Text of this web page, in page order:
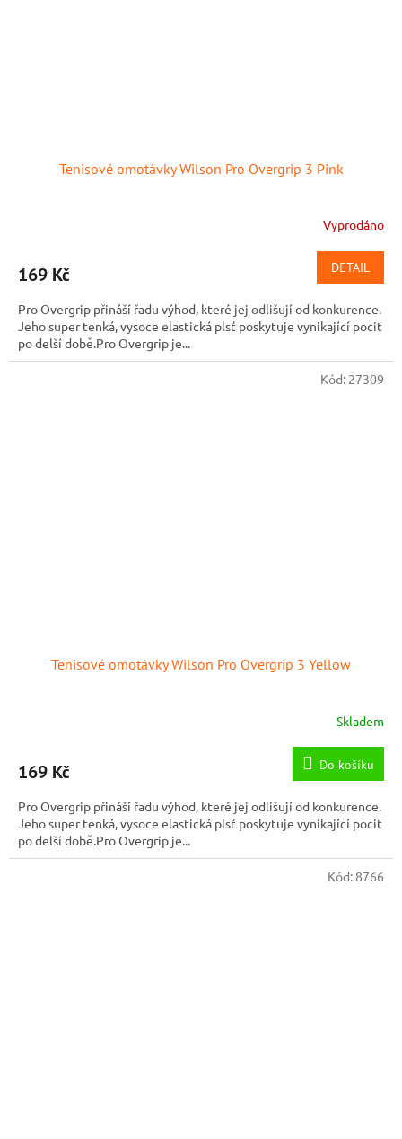
Tenisové omotávky Wilson Pro Overgrip 3 Pink
Vyprodáno
169 Kč DETAIL
Pro Overgrip přináší řadu výhod, které jej odlišují od konkurence.
Jeho super tenká, vysoce elastická plsť poskytuje vynikající pocit
po delší době.Pro Overgrip je...
Tenisové omotávky Wilson Pro Overgrip 3 Yellow
Skladem
169 Kč Do košíku
Pro Overgrip přináší řadu výhod, které jej odlišují od konkurence.
Jeho super tenká, vysoce elastická plsť poskytuje vynikající pocit
po delší době.Pro Overgrip je...
Kód: 27309
Kód:8766